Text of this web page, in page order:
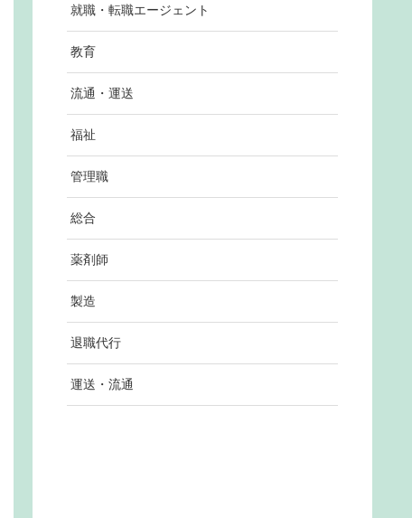
就職・転職エージェント
教育
流通・運送
福祉
管理職
総合
薬剤師
製造
退職代行
運送・流通